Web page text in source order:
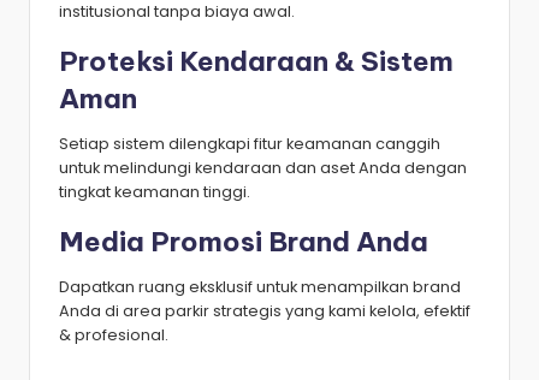
institusional tanpa biaya awal.
Proteksi Kendaraan & Sistem
Aman
Setiap sistem dilengkapi fitur keamanan canggih
untuk melindungi kendaraan dan aset Anda dengan
tingkat keamanan tinggi.
Media Promosi Brand Anda
Dapatkan ruang eksklusif untuk menampilkan brand
Anda di area parkir strategis yang kami kelola, efektif
& profesional.